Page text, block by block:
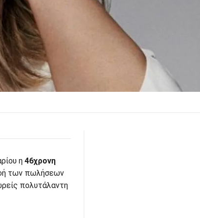
η 46χρονη
των πωλήσεων
πολυτάλαντη